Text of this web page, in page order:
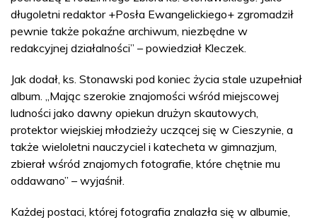
długoletni redaktor +Posła Ewangelickiego+ zgromadził
pewnie także pokaźne archiwum, niezbędne w
redakcyjnej działalności” – powiedział Kleczek.
Jak dodał, ks. Stonawski pod koniec życia stale uzupełniał
album. „Mając szerokie znajomości wśród miejscowej
ludności jako dawny opiekun drużyn skautowych,
protektor wiejskiej młodzieży uczącej się w Cieszynie, a
także wieloletni nauczyciel i katecheta w gimnazjum,
zbierał wśród znajomych fotografie, które chętnie mu
oddawano” – wyjaśnił.
Każdej postaci, której fotografia znalazła się w albumie,